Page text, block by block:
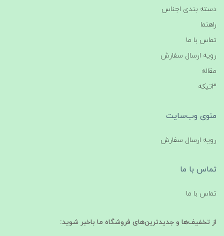
دسته بندی اجناس
راهنما
تماس با ما
رویه ارسال سفارش
مقاله
3تیکه
منوی وب‌سایت
رویه ارسال سفارش
تماس با ما
تماس با ما
از تخفیف‌ها و جدیدترین‌های فروشگاه ما باخبر شوید: